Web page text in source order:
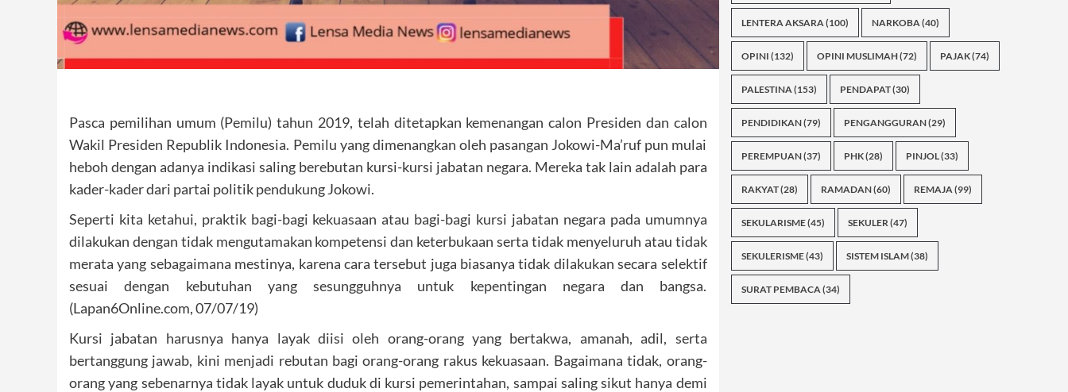
Pasca pemilihan umum (Pemilu) tahun 2019, telah ditetapkan kemenangan calon Presiden dan calon
Wakil Presiden Republik Indonesia. Pemilu yang dimenangkan oleh pasangan Jokowi-Ma’ruf pun mulai
heboh dengan adanya indikasi saling berebutan kursi-kursi jabatan negara. Mereka tak lain adalah para
kader-kader dari partai politik pendukung Jokowi.
Seperti kita ketahui, praktik bagi-bagi kekuasaan atau bagi-bagi kursi jabatan negara pada umumnya
dilakukan dengan tidak mengutamakan kompetensi dan keterbukaan serta tidak menyeluruh atau tidak
merata yang sebagaimana mestinya, karena cara tersebut juga biasanya tidak dilakukan secara selektif
sesuai dengan kebutuhan yang sesungguhnya untuk kepentingan negara dan bangsa.
(Lapan6Online.com, 07/07/19)
Kursi jabatan harusnya hanya layak diisi oleh orang-orang yang bertakwa, amanah, adil, serta
bertanggung jawab, kini menjadi rebutan bagi orang-orang rakus kekuasaan. Bagaimana tidak, orang-
orang yang sebenarnya tidak layak untuk duduk di kursi pemerintahan, sampai saling sikut hanya demi
LENTERA AKSARA(100) NARKOBA(40)
OPINI (132) OPINI MUSLIMAH(72) PAJAK(74)
PALESTINA(153) PENDAPAT(30)
PENDIDIKAN(79) PENGANGGURAN(29)
PEREMPUAN(37) PHK(28) PINJOL(33)
RAKYAT(28) RAMADAN(60) REMAJA(99)
SEKULARISME(45) SEKULER(47)
SEKULERISME(43) SISTEM ISLAM(38)
SURAT PEMBACA(34)